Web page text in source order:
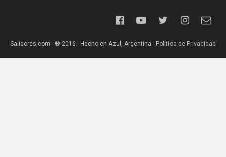
Salidores.com - ® 2016 - Hecho en Azul, Argentina - Política de Privacidad